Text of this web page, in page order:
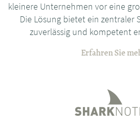
kleinere Unternehmen vor eine
Die Lösung bietet ein zentraler
zuverlässig und kompetent
Erfahren Sie